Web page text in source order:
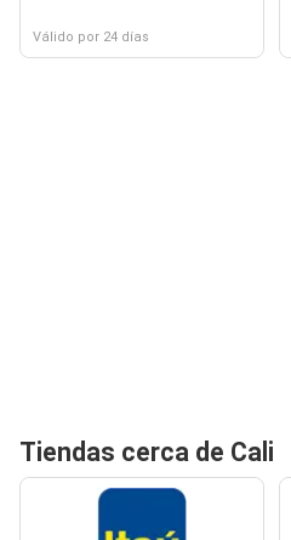
Válido por 24 días
Tiendas cerca de Cali